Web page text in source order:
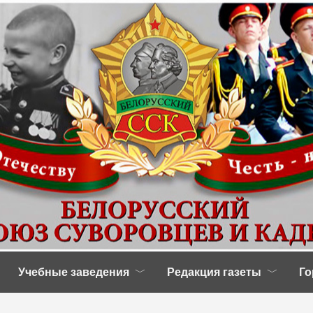
Учебные заведения Редакция газеты